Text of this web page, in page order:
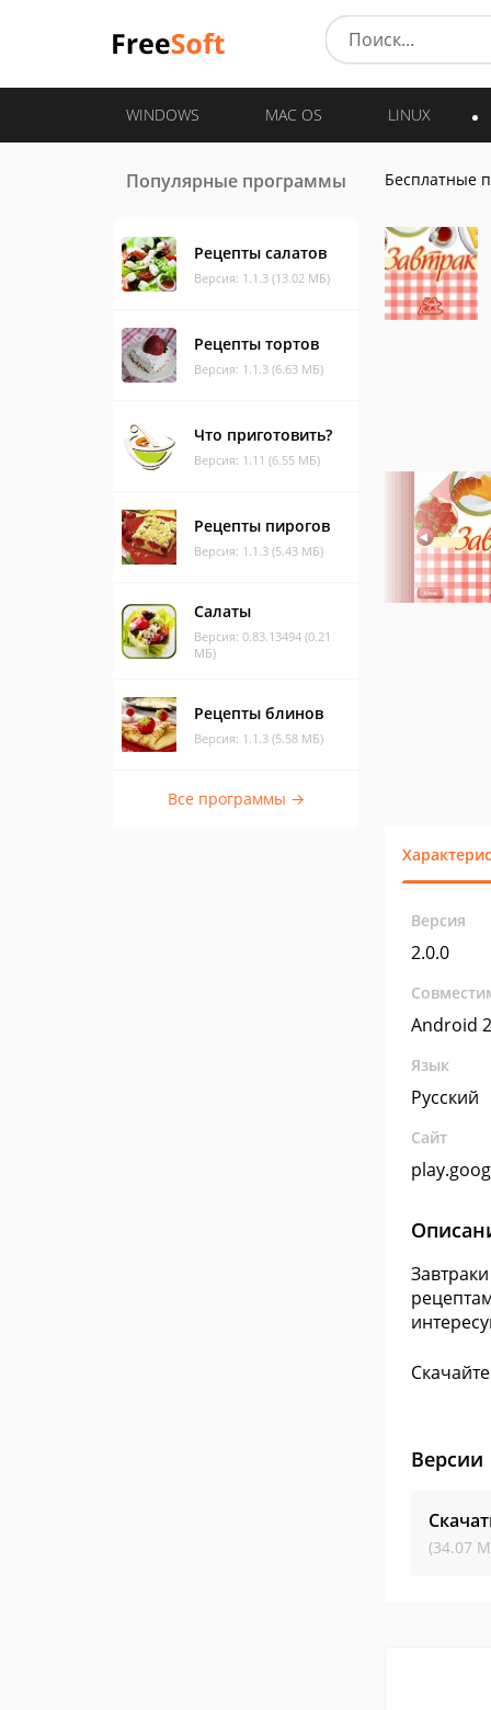
WINDOWS MAC OS LINUX
Популярные программы
Рецепты салатов
Версия: 1.1.3 (13.02 МБ)
Рецепты тортов
Версия: 1.1.3 (6.63 МБ)
Что приготовить?
Версия: 1.11 (6.55 МБ)
Рецепты пирогов
Версия: 1.1.3 (5.43 МБ)
Салаты
Версия: 0.83.13494 (0.21
МБ)
Рецепты блинов
Версия: 1.1.3 (5.58 МБ)
Все программы →
Бесплатные
Версия
2.0.0
Android
Язык
Русский
Сайт
Версии
(34.07